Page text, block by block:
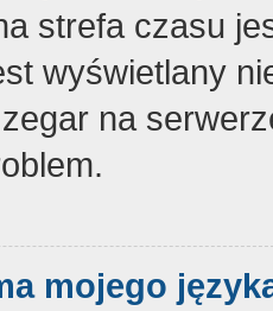
strefa czasu
wyświetlany
na
mojego